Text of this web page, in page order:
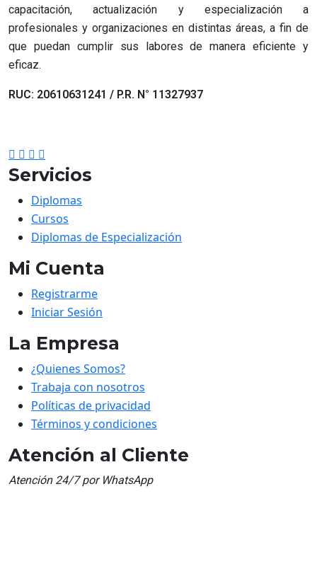
capacitación, actualización y especialización a
profesionales y organizaciones en distintas áreas, a fin de
que puedan cumplir sus labores de manera eficiente y
eficaz.
RUC: 20610631241 / P.R. N° 11327937
Servicios
Diplomas
Cursos
Diplomas de Especialización
Mi Cuenta
Registrarme
Iniciar Sesión
La Empresa
¿Quienes Somos?
Trabaja con nosotros
Políticas de privacidad
Términos y condiciones
Atención al Cliente
Atención 24/7 por WhatsApp